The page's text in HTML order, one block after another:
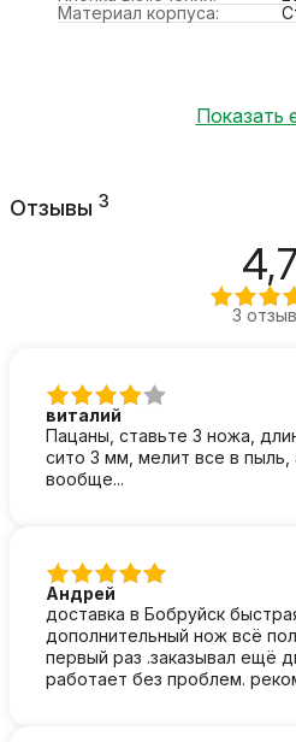
Материал корпуса:
Показать
Отзывы 3
4,7
3
виталий
Пацаны, ставьте 3 ножа,
сито 3 мм, мелит все в пыль,
вообще...
Андрей
доставка в Бобруйск
дополнительный нож всё
первый раз .заказывал ещё
работает без проблем.